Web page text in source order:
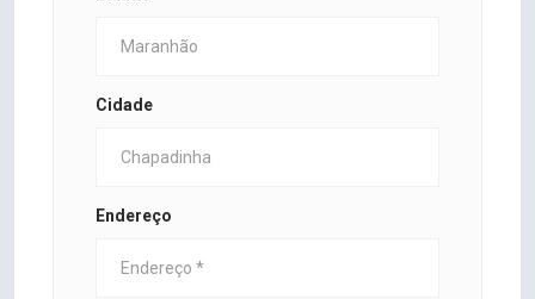
Cidade
Endereço